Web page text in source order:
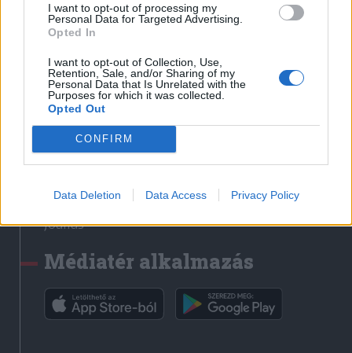
I want to opt-out of processing my
Personal Data for Targeted Advertising.
Opted In
I want to opt-out of Collection, Use,
Retention, Sale, and/or Sharing of my
Personal Data that Is Unrelated with the
Purposes for which it was collected.
Opted Out
CONFIRM
Data Deletion Data Access Privacy Policy
Médiatér
Liget
Krónika
Bihari Napló
Erdélyi Napló
Főtér
Rádió GaGa
Jóállás
Médiatér alkalmazás